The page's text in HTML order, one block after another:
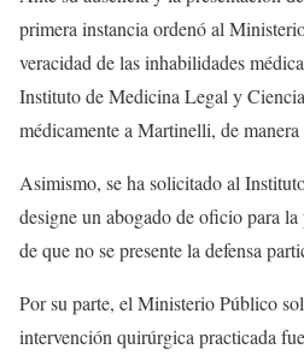
primera instancia ordenó al
veracidad de las inhabilidades
Instituto de Medicina Legal y
médicamente a Martinelli, de manera
Asimismo, se ha solicitado al
designe un abogado de oficio para
de que no se presente la defensa
Por su parte, el Ministerio Público
intervención quirúrgica practicada